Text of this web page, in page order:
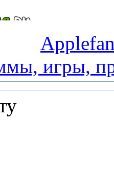
игры,